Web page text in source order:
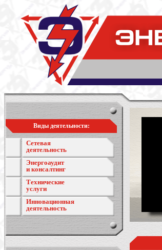
Виды деятельности:
Сетевая
деятельность
Энергоаудит
и консалтинг
Технические
услуги
Инновационная
деятельность